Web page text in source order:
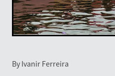
By Ivanir Ferreira